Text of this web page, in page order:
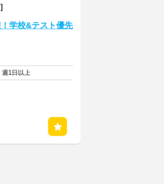
学校&テスト優先
週1日以上